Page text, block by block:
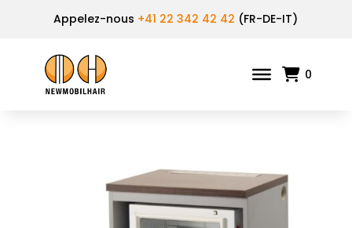
Appelez-nous +41 22 342 42 42 (FR-DE-IT)
0